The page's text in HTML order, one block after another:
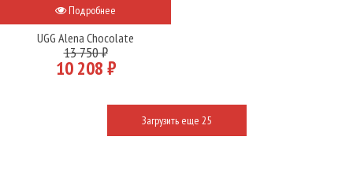
Подробнее
UGG Alena Chocolate
13 750 ₽
10 208 ₽
Загрузить еще 25